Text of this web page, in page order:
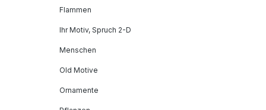
Flammen
Ihr Motiv, Spruch 2-D
Menschen
Old Motive
Ornamente